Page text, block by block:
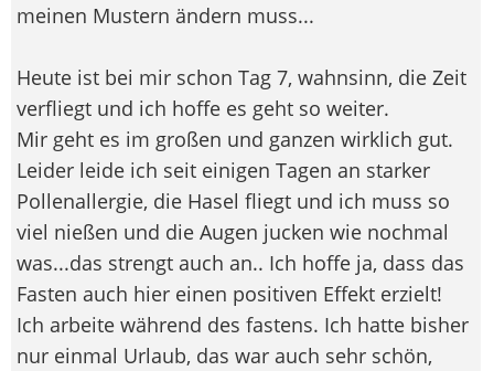
meinen Mustern ändern muss...
Heute ist bei mir schon Tag 7, wahnsinn, die Zeit
verfliegt und ich hoffe es geht so weiter.
Mir geht es im großen und ganzen wirklich gut.
Leider leide ich seit einigen Tagen an starker
Pollenallergie, die Hasel fliegt und ich muss so
viel nießen und die Augen jucken wie nochmal
was...das strengt auch an.. Ich hoffe ja, dass das
Fasten auch hier einen positiven Effekt erzielt!
Ich arbeite während des fastens. Ich hatte bisher
nur einmal Urlaub, das war auch sehr schön,